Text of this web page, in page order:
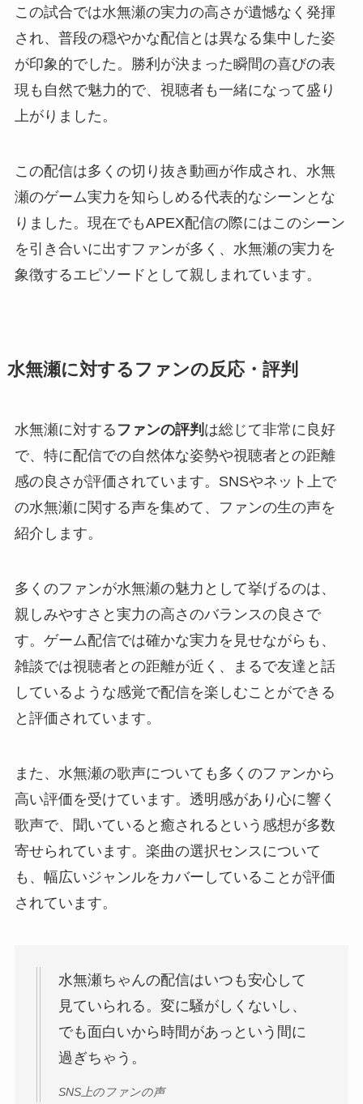
この試合では水無瀬の実力の高さが遺憾なく発揮
され、普段の穏やかな配信とは異なる集中した姿
が印象的でした。勝利が決まった瞬間の喜びの表
現も自然で魅力的で、視聴者も一緒になって盛り
上がりました。
この配信は多くの切り抜き動画が作成され、水無
瀬のゲーム実力を知らしめる代表的なシーンとな
りました。現在でもAPEX配信の際にはこのシーン
を引き合いに出すファンが多く、水無瀬の実力を
象徴するエピソードとして親しまれています。
水無瀬に対するファンの反応・評判
水無瀬に対する ファンの評判 は総じて非常に良好
で、特に配信での自然体な姿勢や視聴者との距離
感の良さが評価されています。SNSやネット上で
の水無瀬に関する声を集めて、ファンの生の声を
紹介します。
多くのファンが水無瀬の魅力として挙げるのは、
親しみやすさと実力の高さのバランスの良さで
す。ゲーム配信では確かな実力を見せながらも、
雑談では視聴者との距離が近く、まるで友達と話
しているような感覚で配信を楽しむことができる
と評価されています。
また、水無瀬の歌声についても多くのファンから
高い評価を受けています。透明感があり心に響く
歌声で、聞いていると癒されるという感想が多数
寄せられています。楽曲の選択センスについて
も、幅広いジャンルをカバーしていることが評価
されています。
水無瀬ちゃんの配信はいつも安心して
見ていられる。変に騒がしくないし、
でも面白いから時間があっという間に
過ぎちゃう。
SNS上のファンの声